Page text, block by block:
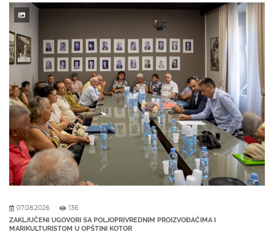
07.08.2026 136
ZAKLJUČENI UGOVORI SA POLJOPRIVREDNIM PROIZVOĐAČIMA I
MARIKULTURISTOM U OPŠTINI KOTOR